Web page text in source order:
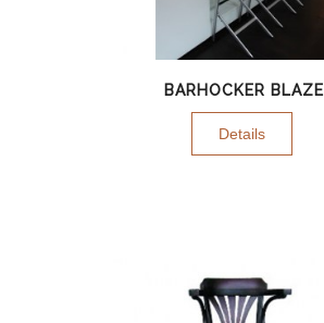
BARHOCKER BLAZE
Details